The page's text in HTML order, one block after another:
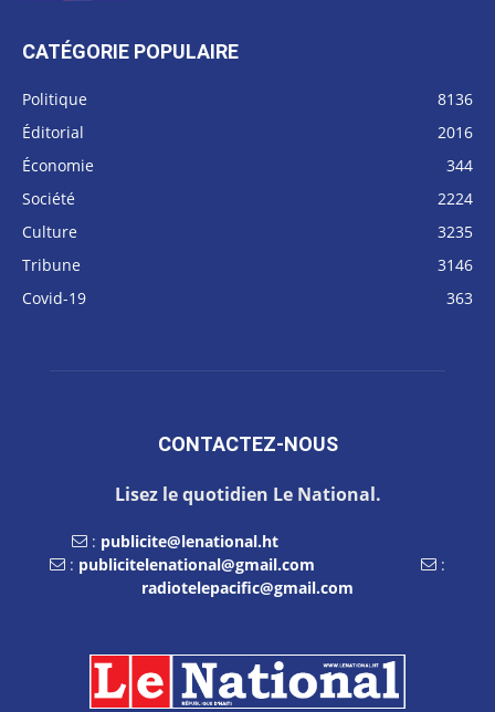
CATÉGORIE POPULAIRE
Politique
8136
Éditorial
2016
Économie
344
Société
2224
Culture
3235
Tribune
3146
Covid-19
363
CONTACTEZ-NOUS
Lisez le quotidien Le National.
: publicite@lenational.ht
: publicitelenational@gmail.com
:
radiotelepacific@gmail.com